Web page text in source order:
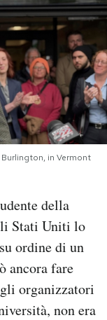
in Vermont
della
Stati Uniti lo
su ordine di un
ancora fare
organizzatori
non era